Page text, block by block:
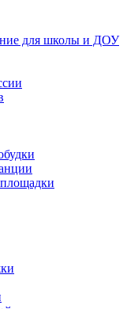
для школы и ДОУ